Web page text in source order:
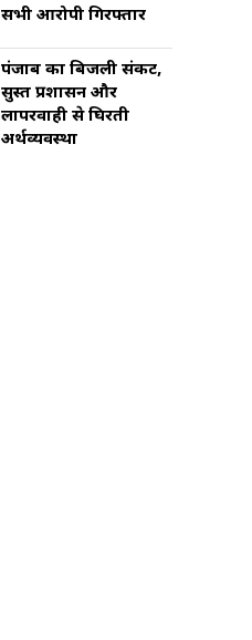
सभी आरोपी गिरफ्तार
पंजाब का बिजली संकट,
सुस्त प्रशासन और
लापरवाही से घिरती
अर्थव्यवस्था